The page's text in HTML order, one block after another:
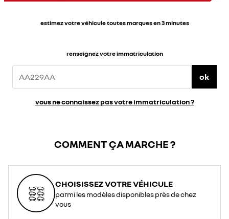
estimez votre véhicule toutes marques en 3 minutes
renseignez votre immatriculation
ok
vous ne connaissez pas votre immatriculation ?
COMMENT ÇA MARCHE ?
CHOISISSEZ VOTRE VÉHICULE
parmi les modèles disponibles près de chez
vous